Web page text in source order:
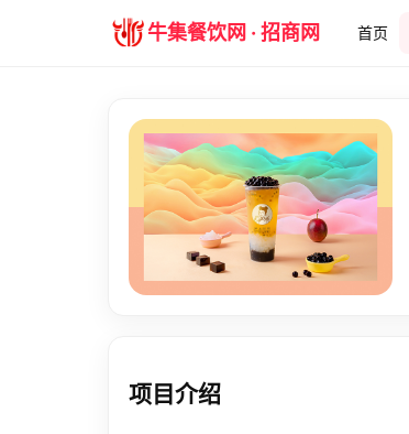
牛集餐饮网 · 招商网 首页
项目介绍